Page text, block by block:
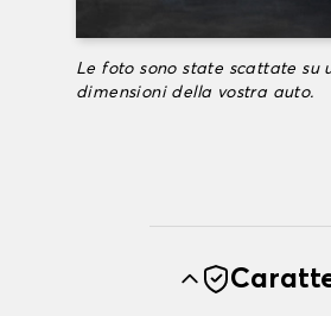
Le foto sono state scattate su
dimensioni della vostra auto.